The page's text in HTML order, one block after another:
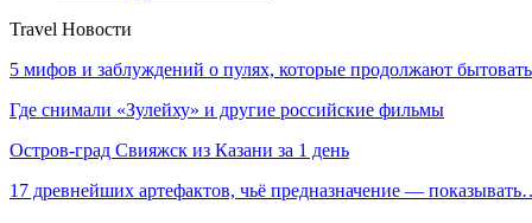
Travel Новости
5 мифов и заблуждений о пулях, которые продолжают
Где снимали «Зулейху» и другие российские фильмы
Остров-град Свияжск из Казани за 1 день
17 древнейших артефактов, чьё предназначение —